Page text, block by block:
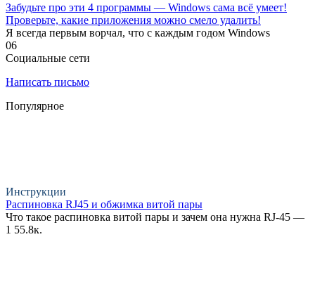
Забудьте про эти 4 программы — Windows сама всё умеет!
Проверьте, какие приложения можно смело удалить!
Я всегда первым ворчал, что с каждым годом Windows
06
Социальные сети
Написать письмо
Популярное
Инструкции
Распиновка RJ45 и обжимка витой пары
Что такое распиновка витой пары и зачем она нужна RJ-45 —
1 55.8к.